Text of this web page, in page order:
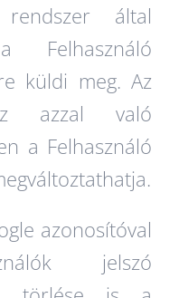
által
Felhasználó
küldi meg. Az
azzal való
a Felhasználó
azonosítóval
jelszó